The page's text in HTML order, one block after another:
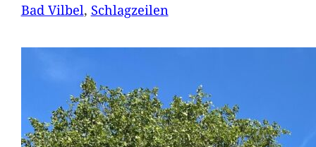
Bad Vilbel, Schlagzeilen